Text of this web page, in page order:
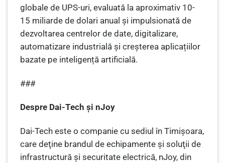
globale de UPS-uri, evaluată la aproximativ 10-
15 miliarde de dolari anual și impulsionată de
dezvoltarea centrelor de date, digitalizare,
automatizare industrială și creșterea aplicațiilor
bazate pe inteligență artificială.
###
Despre Dai-Tech şi nJoy
Dai-Tech este o companie cu sediul în Timişoara,
care deţine brandul de echipamente şi soluţii de
infrastructură și securitate electrică, nJoy, din